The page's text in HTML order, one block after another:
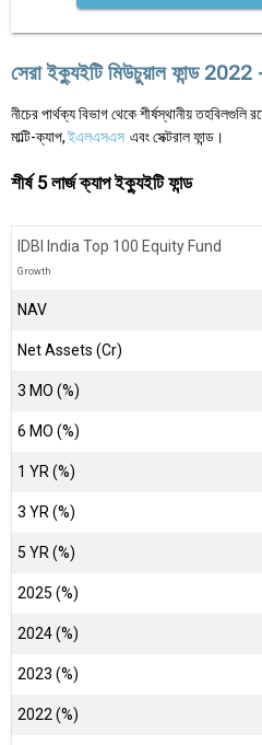
সেরা ইক্যুইটি মিউচুয়াল ফান্ড
নীচের পার্থক্য বিভাগ থেকে শীর্ষস্থানীয় তহবিলগুলি
মাল্টি-ক্যাপ,ইএলএসএস এবং সেক্টরাল ফান্ড।
শীর্ষ 5 লার্জ ক্যাপ ইক্যুইটি ফান্ড
IDBI India Top 100 Equity Fund
Growth
NAV
Net Assets (Cr)
3 MO (%)
6 MO (%)
1 YR (%)
3 YR (%)
5 YR (%)
2025 (%)
2024 (%)
2023 (%)
2022 (%)